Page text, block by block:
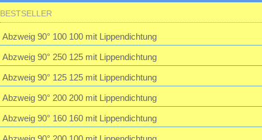
Passwort:
Passwort vergessen?
S&P SILENT-100 CHZ VISUAL Kleinraum-Ventilatator, Feuchte, LED
BESTSELLER
Abzweig 90° 100 100 mit Lippendichtung
Abzweig 90° 250 125 mit Lippendichtung
Abzweig 90° 125 125 mit Lippendichtung
Abzweig 90° 200 200 mit Lippendichtung
Abzweig 90° 160 160 mit Lippendichtung